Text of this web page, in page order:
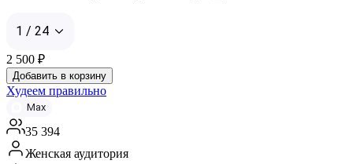
1 / 24
2 500 ₽
Добавить в корзину
Худеем правильно
Max
35 394
Женская аудитория